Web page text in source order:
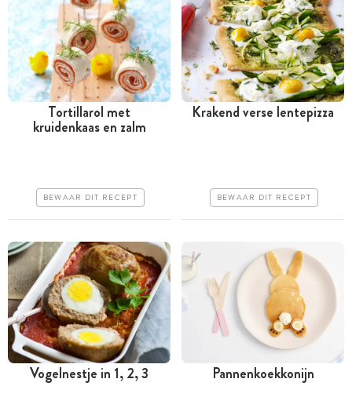
Meer dan 1 uur
Erg makkelijk
Tortillarol met
kruidenkaas en zalm
BEWAAR DIT RECEPT Erg makkelijk
Krakend verse lentepizza
BEWAAR DIT RECEPT
Vogelnestje in 1, 2, 3 Pannenkoekkonijn